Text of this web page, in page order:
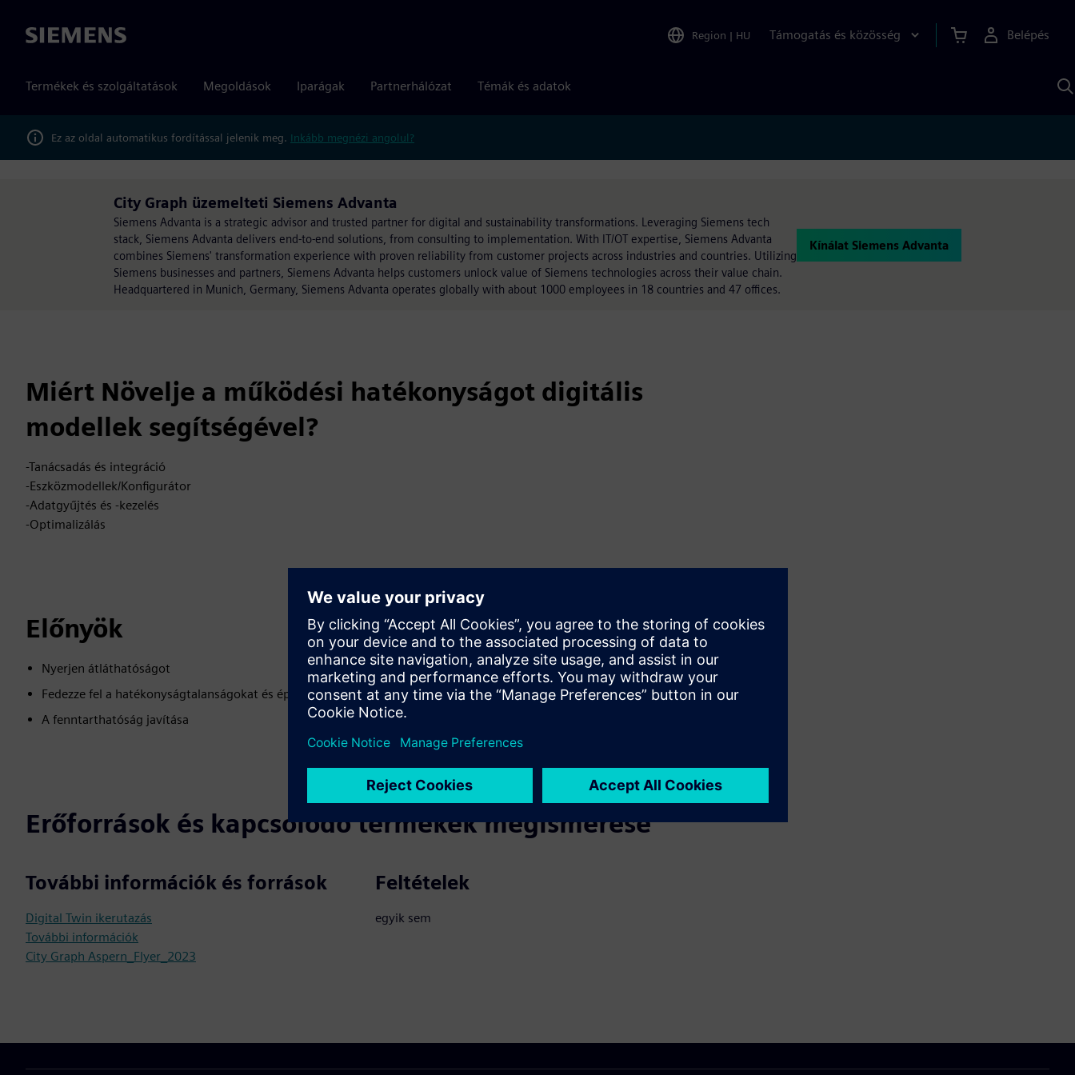
Siemens Region | HU Támogatás és közösség Belépés
Termékek és szolgáltatások Megoldások Iparágak Partnerhálózat Témák és adatok
Ez az oldal automatikus fordítással jelenik meg. Inkább megnézi angolul?
City Graph üzemelteti Siemens Advanta
Siemens Advanta is a strategic advisor and trusted partner for digital and sustainability transformations. Leveraging Siemens tech
stack, Siemens Advanta delivers end-to-end solutions, from consulting to implementation. With IT/OT expertise, Siemens Advanta
combines Siemens' transformation experience with proven reliability from customer projects across industries and countries. Utilizing
Siemens businesses and partners, Siemens Advanta helps customers unlock value of Siemens technologies across their value chain.
Headquartered in Munich, Germany, Siemens Advanta operates globally with about 1000 employees in 18 countries and 47 offices.
Kínálat Siemens Advanta
Miért Növelje a működési hatékonyságot digitális
modellek segítségével?
-Tanácsadás és integráció
-Eszközmodellek/Konfigurátor
-Adatgyűjtés és -kezelés
-Optimalizálás
Előnyök
Nyerjen átláthatóságot
Fedezze fel a hatékonyságtalanságokat és építsen ki holisztikus megközelítéseket
A fenntarthatóság javítása
Erőforrások és kapcsolódó termékek megismerése
További információk és források
Digital Twin ikerutazás
További információk
City Graph Aspern_Flyer_2023
Feltételek
egyik sem